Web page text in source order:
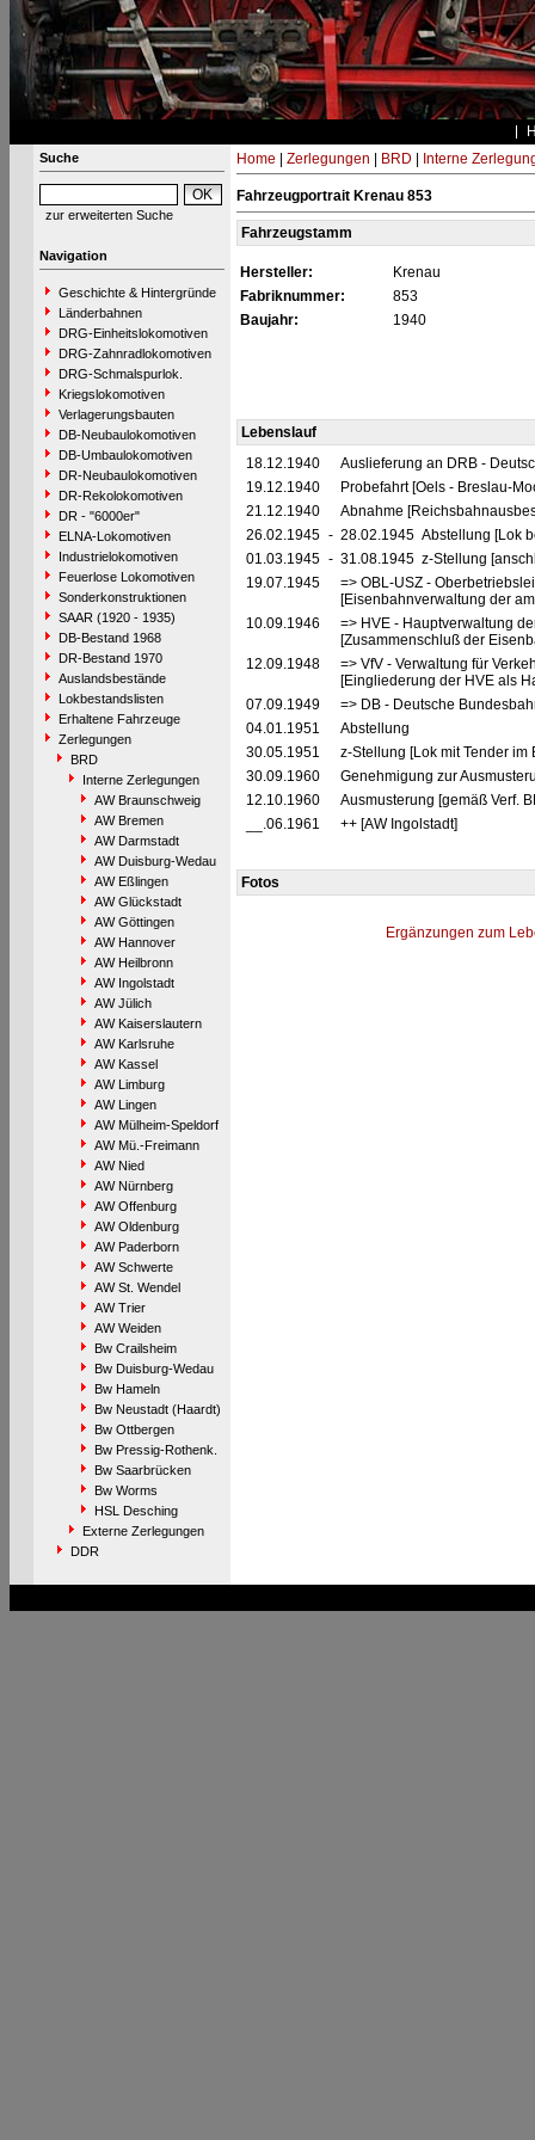
Suche
zur erweiterten Suche
Navigation
Geschichte & Hintergründe
Länderbahnen
DRG-Einheitslokomotiven
DRG-Zahnradlokomotiven
DRG-Schmalspurlok.
Kriegslokomotiven
Verlagerungsbauten
DB-Neubaulokomotiven
DB-Umbaulokomotiven
DR-Neubaulokomotiven
DR-Rekolokomotiven
DR - "6000er"
ELNA-Lokomotiven
Industrielokomotiven
Feuerlose Lokomotiven
Sonderkonstruktionen
SAAR (1920 - 1935)
DB-Bestand 1968
DR-Bestand 1970
Auslandsbestände
Lokbestandslisten
Erhaltene Fahrzeuge
Zerlegungen
BRD
Interne Zerlegungen
AW Braunschweig
AW Bremen
AW Darmstadt
AW Duisburg-Wedau
AW Eßlingen
AW Glückstadt
AW Göttingen
AW Hannover
AW Heilbronn
AW Ingolstadt
AW Jülich
AW Kaiserslautern
AW Karlsruhe
AW Kassel
AW Limburg
AW Lingen
AW Mülheim-Speldorf
AW Mü.-Freimann
AW Nied
AW Nürnberg
AW Offenburg
AW Oldenburg
AW Paderborn
AW Schwerte
AW St. Wendel
AW Trier
AW Weiden
Bw Crailsheim
Bw Duisburg-Wedau
Bw Hameln
Bw Neustadt (Haardt)
Bw Ottbergen
Bw Pressig-Rothenk.
Bw Saarbrücken
Bw Worms
HSL Desching
Externe Zerlegungen
DDR
Home Zerlegungen BRD Interne
Fahrzeugportrait Krenau 853
Fahrzeugstamm
Hersteller:
Krenau
Fabriknummer:
853
Baujahr:
1940
Lebenslauf
18.12.1940
Auslieferung an DRB -
19.12.1940
Probefahrt [Oels - Breslau-
21.12.1940
Abnahme
26.02.1945 - 28.02.1945 Abstellung [Lok
01.03.1945 - 31.08.1945 z-Stellung
19.07.1945
=> OBL-USZ -
[Eisenbahnverwaltung der
10.09.1946
=> HVE - Hauptverwaltung
[Zusammenschluß der
12.09.1948
=> VfV - Verwaltung für
[Eingliederung der HVE als
07.09.1949
=> DB - Deutsche
04.01.1951
Abstellung
30.05.1951
z-Stellung [Lok mit Tender im
30.09.1960
Genehmigung zur
12.10.1960
Ausmusterung [gemäß Verf.
__.06.1961
++ [AW Ingolstadt]
Fotos
Ergänzungen zum